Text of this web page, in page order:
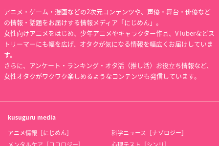
アニメ・ゲーム・漫画などの2次元コンテンツや、声優・舞台・俳優など
の情報・話題をお届けする情報メディア「にじめん」。
女性向けアニメをはじめ、少年アニメやキャラクター作品、VTuberなどス
トリーマーにも幅を広げ、オタクが気になる情報を幅広くお届けしていま
す。
さらに、アンケート・ランキング・オタ活（推し活）お役立ち情報など、
女性オタクがワクワク楽しめるようなコンテンツも発信しています。
kusuguru media
アニメ情報［にじめん］
科学ニュース［ナゾロジー］